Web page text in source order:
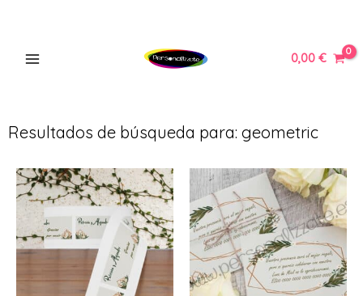
0,00 €
Resultados de búsqueda para: geometric